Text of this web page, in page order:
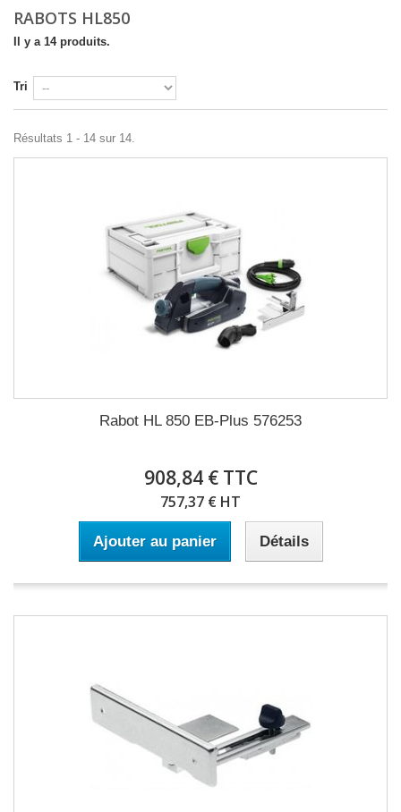
RABOTS HL850
Il y a 14 produits.
Tri
Résultats 1 - 14 sur 14.
Rabot HL 850 EB-Plus 576253
908,84 € TTC
757,37 € HT
Ajouter au panier Détails